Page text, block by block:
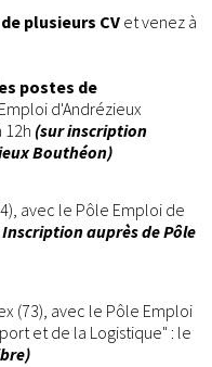
plusieurs CV et venez à
postes de
d'Andrézieux
12h (sur inscription
Bouthéon)
avec le Pôle Emploi de
auprès de Pôle
(73), avec le Pôle Emploi
et de la Logistique" : le